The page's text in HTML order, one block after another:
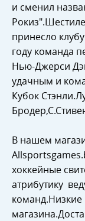
и сменил
принесло
году команда
Нью-Джерси
удачным и
Кубок
В нашем
хоккейные
атрибутику